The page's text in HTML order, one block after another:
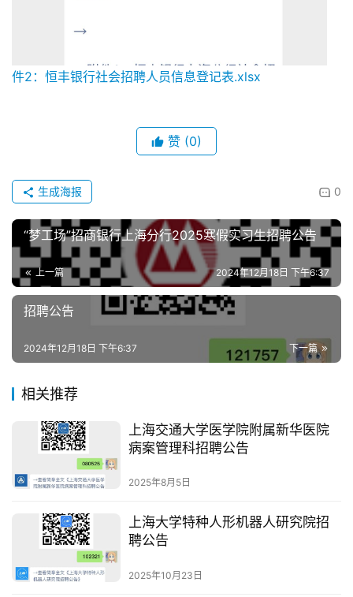
件2：恒丰银行社会招聘人员信息登记表.xlsx
赞 (0)
0
生成海报
“梦工场”招商银行上海分行2025寒假实习生招聘公告
上一篇 2024年12月18日 下午6:37
招聘公告
下一篇
2024年12月18日 下午6:37
相关推荐
上海交通大学医学院附属新华医院
病案管理科招聘公告
2025年8月5日
上海大学特种人形机器人研究院招
聘公告
2025年10月23日